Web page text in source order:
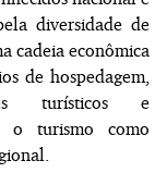
diversidade de
cadeia econômica
de hospedagem,
turísticos e
o turismo como